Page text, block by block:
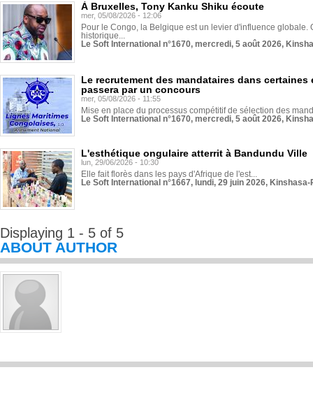
À Bruxelles, Tony Kanku Shiku écoute
mer, 05/08/2026 - 12:06
Pour le Congo, la Belgique est un levier d'influence globale.
historique...
Le Soft International n°1670, mercredi, 5 août 2026,
Le recrutement des mandataires dans
passera par un concours
mer, 05/08/2026 - 11:55
Mise en place du processus compétitif de sélection des
Le Soft International n°1670, mercredi, 5 août 2026,
L'esthétique ongulaire atterrit à Bandundu Ville
lun, 29/06/2026 - 10:30
Elle fait florès dans les pays d'Afrique de l'est...
Le Soft International n°1667, lundi, 29 juin 2026,
Displaying 1 - 5 of 5
ABOUT AUTHOR